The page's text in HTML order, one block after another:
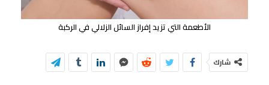
الأطعمة التي تزيد إفراز السائل الزلالي في الركبة
شارك